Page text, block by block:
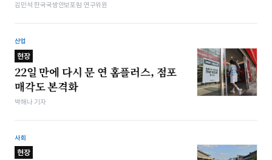
김민석 한국국방안보포럼 연구위원
산업
현장
22일 만에 다시 문 연 홈플러스, 점포
매각도 본격화
박해나 기자
사회
현장